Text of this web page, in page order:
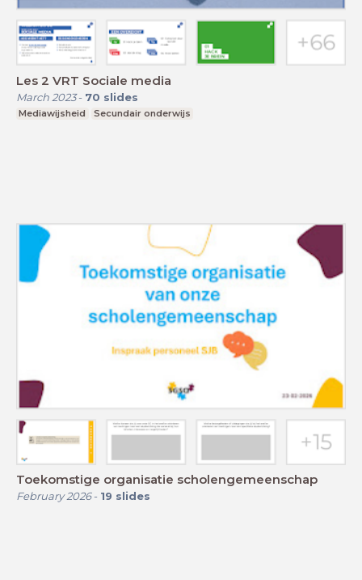
Les 2 VRT Sociale media
March 2023- 70 slides
Mediawijsheid Secundair onderwijs
Toekomstige organisatie scholengemeenschap
February 2026- 19 slides